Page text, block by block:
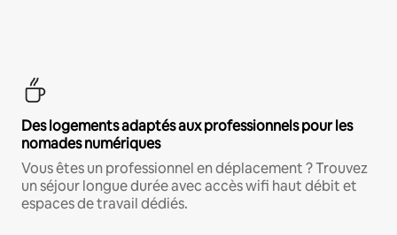
Des logements adaptés aux professionnels pour les
nomades numériques
Vous êtes un professionnel en déplacement ? Trouvez
un séjour longue durée avec accès wifi haut débit et
espaces de travail dédiés.